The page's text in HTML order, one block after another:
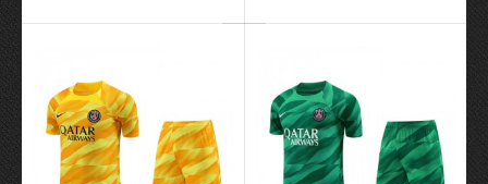
Conjunto
(Camiseta+Pantalón
Camiseta de fútbol
Portero Manga Larga